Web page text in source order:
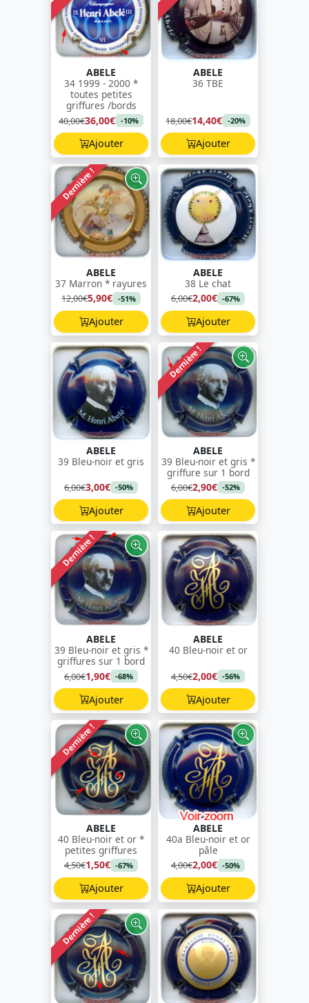
ABELE
34 1999 - 2000 *
toutes petites
griffures /bords
40,00€36,00€ -10%
Ajouter
ABELE
36 TBE
18,00€14,40€ -20%
Ajouter
Dernière !
ABELE
37 Marron * rayures
12,00€5,90€ -51%
Ajouter
ABELE
38 Le chat
6,00€2,00€ -67%
Ajouter
ABELE
39 Bleu-noir et gris
6,00€3,00€ -50%
Ajouter
Dernière !
ABELE
39 Bleu-noir et gris *
griffure sur 1 bord
6,00€2,90€ -52%
Ajouter
Dernière !
ABELE
39 Bleu-noir et gris *
griffures sur 1 bord
6,00€1,90€ -68%
Ajouter
ABELE
40 Bleu-noir et or
4,50€2,00€ -56%
Ajouter
Dernière !
ABELE
40 Bleu-noir et or *
petites griffures
4,50€1,50€ -67%
Ajouter
ABELE
40a Bleu-noir et or
pâle
4,00€2,00€ -50%
Ajouter
Dernière !